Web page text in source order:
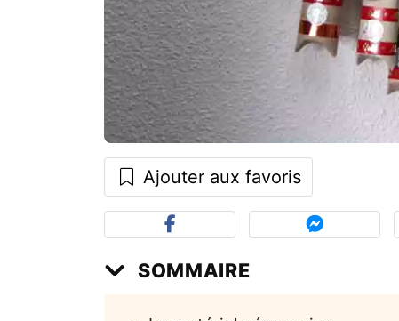
Ajouter aux favoris
SOMMAIRE